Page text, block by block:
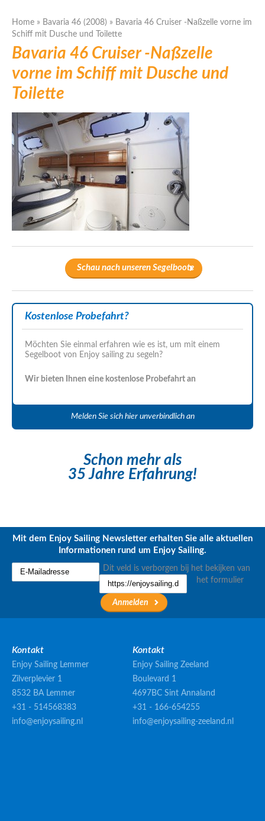
Home » Bavaria 46 (2008) » Bavaria 46 Cruiser -Naßzelle vorne im
Schiff mit Dusche und Toilette
Bavaria 46 Cruiser -Naßzelle
vorne im Schiff mit Dusche und
Toilette
Schau nach unseren Segelboote
Kostenlose Probefahrt?
Möchten Sie einmal erfahren wie es ist, um mit einem
Segelboot von Enjoy sailing zu segeln?
Wir bieten Ihnen eine kostenlose Probefahrt an
Melden Sie sich hier unverbindlich an
Schon mehr als
35 Jahre Erfahrung!
Mit dem Enjoy Sailing Newsletter erhalten Sie alle aktuellen
Informationen rund um Enjoy Sailing.
Dit veld is verborgen bij het bekijken van
het formulier
Kontakt
Enjoy Sailing Lemmer
Zilverplevier 1
8532 BA Lemmer
+31 - 514568383
info@enjoysailing.nl
Kontakt
Enjoy Sailing Zeeland
Boulevard 1
4697BC Sint Annaland
+31 - 166-654255
info@enjoysailing-zeeland.nl